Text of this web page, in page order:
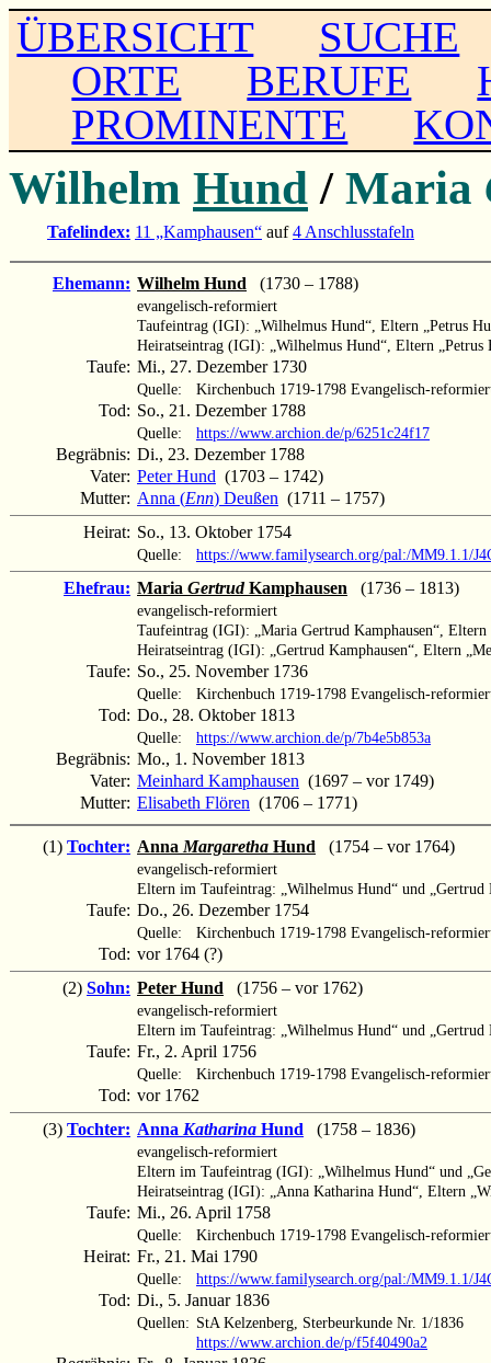
ÜBERSICHT
SUCHE
ORTE
BERUFE
PROMINENTE
Wilhelm Hund / Maria
Tafelindex: 11 „Kamphausen“ auf4 Anschlusstafeln
Ehemann: Wilhelm Hund (1730 – 1788)
evangelisch-reformiert
Taufeintrag (IGI): „Wilhelmus Hund“, Eltern „Petrus
Heiratseintrag (IGI): „Wilhelmus Hund“, Eltern „Petrus
Taufe: Mi., 27. Dezember 1730
Quelle: Kirchenbuch 1719-1798 Evangelisch-
Tod: So., 21. Dezember 1788
Quelle: https://www.archion.de/p/6251c24f17
Begräbnis: Di., 23. Dezember 1788
Vater: Peter Hund (1703 – 1742)
Mutter: Anna (Enn) Deußen (1711 – 1757)
Heirat: So., 13. Oktober 1754
Quelle: https://www.familysearch.org/pal:/MM9.1.1/
Ehefrau: Maria GertrudKamphausen (1736 – 1813)
evangelisch-reformiert
Taufeintrag (IGI): „Maria Gertrud Kamphausen“, Eltern
Heiratseintrag (IGI): „Gertrud Kamphausen“, Eltern
Taufe: So., 25. November 1736
Quelle: Kirchenbuch 1719-1798 Evangelisch-
Tod: Do., 28. Oktober 1813
Quelle: https://www.archion.de/p/7b4e5b853a
Begräbnis: Mo., 1. November 1813
Vater: Meinhard Kamphausen (1697 – vor 1749)
Mutter: Elisabeth Flören (1706 – 1771)
(1) Tochter: Anna Margaretha Hund (1754 – vor 1764)
evangelisch-reformiert
Eltern im Taufeintrag: „Wilhelmus Hund“ und „Gertrud
Taufe: Do., 26. Dezember 1754
Quelle: Kirchenbuch 1719-1798 Evangelisch-
Tod: vor 1764 (?)
(2) Sohn: Peter Hund (1756 – vor 1762)
evangelisch-reformiert
Eltern im Taufeintrag: „Wilhelmus Hund“ und „Gertrud
Taufe: Fr., 2. April 1756
Quelle: Kirchenbuch 1719-1798 Evangelisch-
Tod: vor 1762
(3) Tochter: Anna Katharina Hund (1758 – 1836)
evangelisch-reformiert
Eltern im Taufeintrag (IGI): „Wilhelmus Hund“ und
Heiratseintrag (IGI): „Anna Katharina Hund“, Eltern
Taufe: Mi., 26. April 1758
Quelle: Kirchenbuch 1719-1798 Evangelisch-
Heirat: Fr., 21. Mai 1790
Quelle: https://www.familysearch.org/pal:/MM9.1.1/
Tod: Di., 5. Januar 1836
Quellen: StA Kelzenberg, Sterbeurkunde Nr. 1/1836
https://www.archion.de/p/f5f40490a2